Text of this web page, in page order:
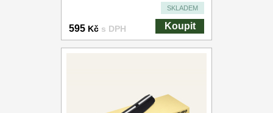
SKLADEM
595 Kč s DPH Koupit